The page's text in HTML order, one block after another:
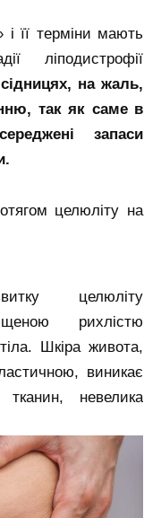
і її терміни мають
ліподистрофії
на жаль,
так як саме в
запаси
целюліту на
целюліту
рихлістю
Шкіра живота,
виникає
невелика